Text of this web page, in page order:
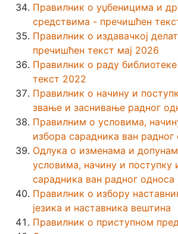
Правилник о уџбеницима и
средствима - пречишћен
Правилник о издавачкој
пречишћен текст мај 2026
Правилник о раду
текст 2022
Правилник о начину и
звање и заснивање радног
Правилним о условима,
избора сарадника ван радног
Одлука о изменама и
условима, начину и поступку
сарадника ван радног односа
Правилник o избору
језика и наставника вештина
Правилник о приступном